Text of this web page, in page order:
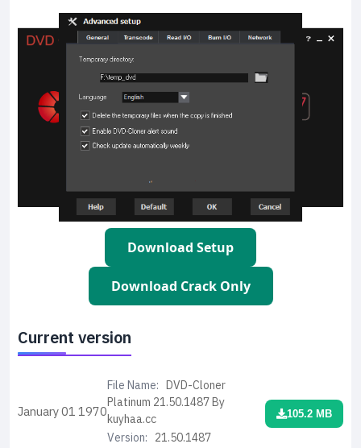
Download Setup
Download Crack Only
Current version
January 011970
File Name: DVD-Cloner
Platinum 21.50.1487 By
kuyhaa.cc
Version: 21.50.1487
105.2 MB